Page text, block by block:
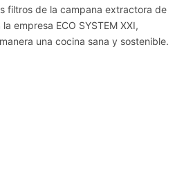
filtros de la campana extractora de
empresa ECO SYSTEM XXI,
una cocina sana y sostenible.